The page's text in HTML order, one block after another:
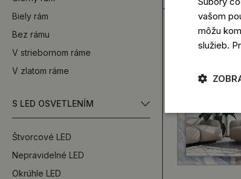
Biely rám
Bez rámu
V striebornom ráme
V zlatom ráme
S LED OSVETLENÍM
Štvorcové LED
Nepravidelné LED
Okrúhle LED
vašom
môžu
služieb.